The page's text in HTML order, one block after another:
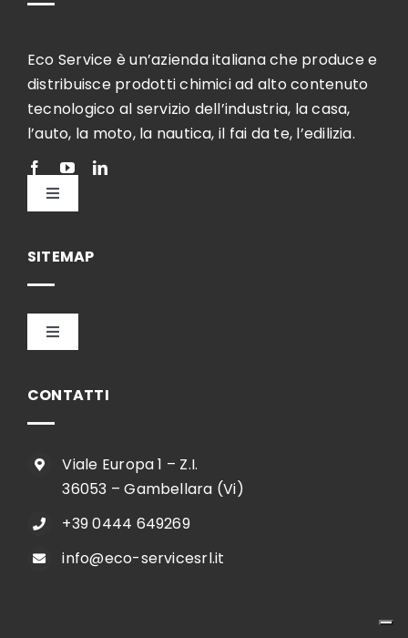
Eco Service è un’azienda italiana che produce e
distribuisce prodotti chimici ad alto contenuto
tecnologico al servizio dell’industria, la casa,
l’auto, la moto, la nautica, il fai da te, l’edilizia.
Toggle
SITEMAP
Toggle
CONTATTI
Viale Europa 1 – Z.I.
36053 – Gambellara (Vi)
+39 0444 649269
info@eco-servicesrl.it